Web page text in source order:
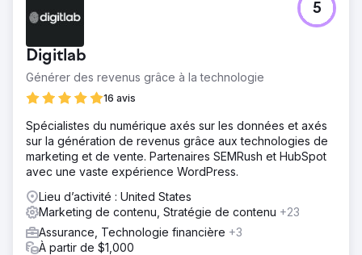
Augmenter la visibilité des moteurs de recherche et le
trafic organique pour une solution SaaS B2B dans un
secteur de niche. La stratégie s'est concentrée sur la
croissance organique sans recours au backlinking ou à la
publicité PPC. L'objectif était d'améliorer le trafic
organique et les impressions d'ici deux ans, de janvier
2022 à janvier 2024.
Solution
Digitlab a amélioré les performances SEO et la portée
organique du client en créant du contenu de leadership
éclairé et en créant une carte de liens internes bien
structurée. Cette approche positionne le client comme
une autorité dans son créneau, améliorant ainsi sa
visibilité et sa pertinence dans les résultats des moteurs
de recherche.
Digitlab
Générer des revenus grâce à la technologie
16 avis
5
Spécialistes du numérique axés sur les données et axés
sur la génération de revenus grâce aux technologies de
marketing et de vente. Partenaires SEMRush et HubSpot
avec une vaste expérience WordPress.
Lieu d’activité : United States
Marketing de contenu, Stratégie de contenu +23
Assurance, Technologie financière +3
À partir de $1,000